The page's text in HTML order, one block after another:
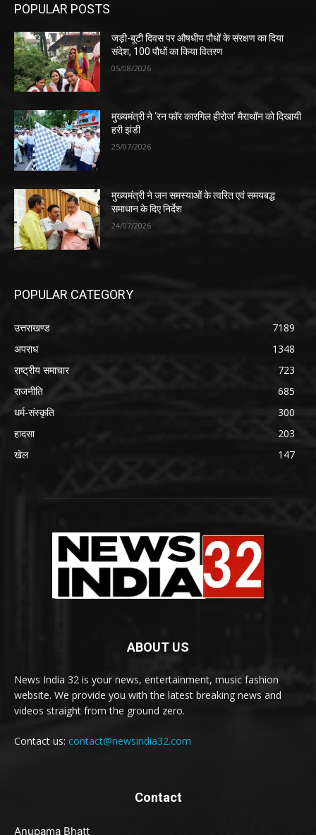
POPULAR POSTS
जड़ी-बूटी दिवस पर औषधीय पौधों के संरक्षण का दिया
संदेश, 100 पौधों का किया वितरण
05/08/2026
मुख्यमंत्री ने ‘रन फॉर कारगिल हीरोज’ मैराथॉन को दिखायी
हरी झंडी
25/07/2026
मुख्यमंत्री ने जन समस्याओं के त्वरित एवं समयबद्ध
समाधान के दिए निर्देश
24/07/2026
POPULAR CATEGORY
उत्तराखण्ड
7189
अपराध
1348
राष्ट्रीय समाचार
723
राजनीति
685
धर्म-संस्कृति
300
हादसा
203
खेल
147
ABOUT US
News India 32 is your news, entertainment, music fashion
website. We provide you with the latest breaking news and
videos straight from the ground zero.
Contact us: contact@newsindia32.com
Contact
Anupama Bhatt